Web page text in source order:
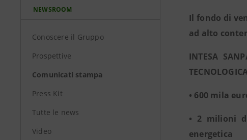
NEWSROOM
Conoscere il Gruppo
Prospettive
Comunicati stampa
Press Kit
Tutte le news
Video
Il fondo di
ad alto
INTESA
• 600 mila
• 2 milioni
energetica